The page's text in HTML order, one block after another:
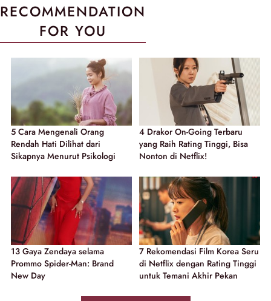
RECOMMENDATION
FOR YOU
5 Cara Mengenali Orang
Rendah Hati Dilihat dari
Sikapnya Menurut Psikologi
4 Drakor On-Going Terbaru
yang Raih Rating Tinggi, Bisa
Nonton di Netflix!
13 Gaya Zendaya selama
Prommo Spider-Man: Brand
New Day
7 Rekomendasi Film Korea Seru
di Netflix dengan Rating Tinggi
untuk Temani Akhir Pekan